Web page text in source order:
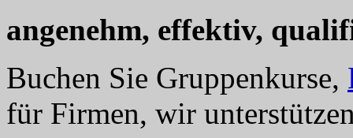
angenehm, effektiv,
Buchen Sie Gruppenkurse,
für Firmen, wir